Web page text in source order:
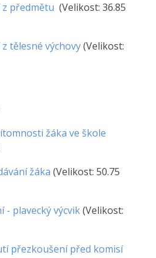
předmětu (Velikost: 36.85
tělesné výchovy(Velikost:
žáka ve škole
žáka (Velikost: 50.75
- plavecký výcvik(Velikost:
přezkoušení před komisí